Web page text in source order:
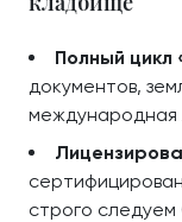
Полный цикл
документов,
международная
строго следуем